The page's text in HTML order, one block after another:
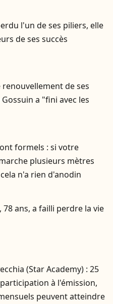
l'un de ses piliers, elle
de ses succès
renouvellement de ses
a "fini avec les
formels : si votre
plusieurs mètres
n'a rien d'anodin
78 ans, a failli perdre la vie
(Star Academy) : 25
à l'émission,
peuvent atteindre